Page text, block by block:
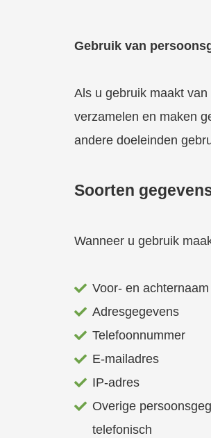
Gebruik van
Als u gebruik maakt
verzamelen en maken
andere doeleinden
Soorten
Wanneer u gebruik
Voor- en achternaam
Adresgegevens
Telefoonnummer
E-mailadres
IP-adres
Overige
telefonisch